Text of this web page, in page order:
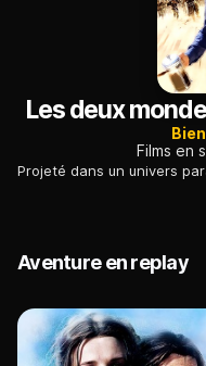
Les deux
Films en
Aventure en replay